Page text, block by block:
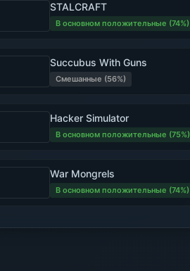
STALCRAFT
В основном положительные (74%)
Succubus With Guns
Смешанные (56%)
Hacker Simulator
В основном положительные (75%)
War Mongrels
В основном положительные (74%)